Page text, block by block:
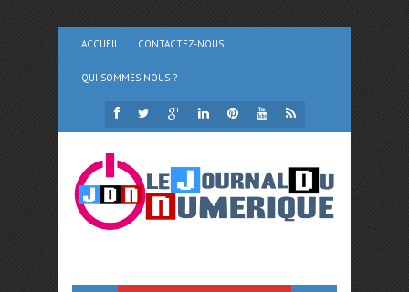
ACCUEIL CONTACTEZ-NOUS
QUI SOMMES NOUS ?